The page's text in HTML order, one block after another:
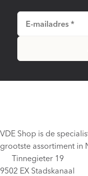
VDE Shop is de
grootste assortiment in
Tinnegieter 19
9502 EX Stadskanaal